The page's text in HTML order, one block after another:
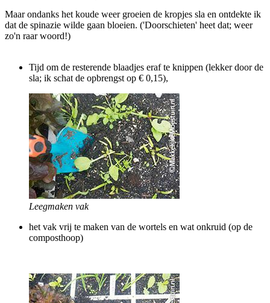
Maar ondanks het koude weer groeien de kropjes sla en ontdekte ik
dat de spinazie wilde gaan bloeien. ('Doorschieten' heet dat; weer
zo'n raar woord!)
Tijd om de resterende blaadjes eraf te knippen (lekker door de
sla; ik schat de opbrengst op € 0,15),
Leegmaken vak
het vak vrij te maken van de wortels en wat onkruid (op de
composthoop)